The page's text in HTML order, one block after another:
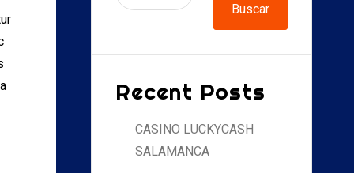
Buscar
Recent Posts
CASINO LUCKYCASH
SALAMANCA